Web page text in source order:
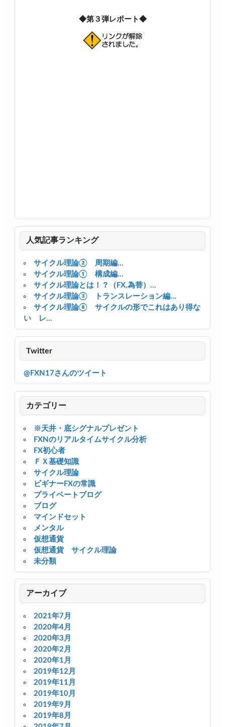
◆第３弾レポート◆
人気記事ランキング
サイクル理論② 周期編...
サイクル理論① 構成編...
サイクル理論とは！？（FX,為替）...
サイクル理論③ トランスレーション編...
サイクル理論⑧ サイクルの形でこれはあり得な
い レ...
Twitter
@FXN17さんのツイート
カテゴリー
※天井・底シグナルプレゼント
FXNのリアルタイムサイクル分析
FX初心者
ＦＸ基礎知識
サイクル理論
ビギナーFXの常識
プライベートブログ
ブログ
マインドセット
メンタル
仮想通貨
仮想通貨 サイクル理論
未分類
アーカイブ
2021年7月
2020年4月
2020年3月
2020年2月
2020年1月
2019年12月
2019年11月
2019年10月
2019年9月
2019年8月